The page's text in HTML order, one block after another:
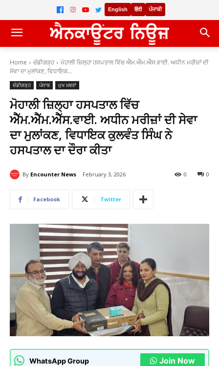
English हिंदी ਪੰਜਾਬੀ
Home ਚੰਡੀਗੜ੍ਹ
ਮੋਹਾਲੀ ਜ਼ਿਲ੍ਹਾ ਹਸਪਤਾਲ ਵਿੱਚ ਐੱਮ.ਐੱਮ.ਐੱਸ.ਵਾਈ. ਅਧੀਨ ਮਰੀਜ਼ਾਂ ਦੀ
ਸੇਵਾ ਦਾ ਮੁਲਾਂਕਣ, ਵਿਧਾਇਕ...
ਚੰਡੀਗੜ੍ਹ ਪੰਜਾਬ ਮੁਖ ਖ਼ਬਰਾਂ
ਮੋਹਾਲੀ ਜ਼ਿਲ੍ਹਾ ਹਸਪਤਾਲ ਵਿੱਚ
ਐੱਮ.ਐੱਮ.ਐੱਸ.ਵਾਈ. ਅਧੀਨ ਮਰੀਜ਼ਾਂ ਦੀ ਸੇਵਾ
ਦਾ ਮੁਲਾਂਕਣ, ਵਿਧਾਇਕ ਕੁਲਵੰਤ ਸਿੰਘ ਨੇ
ਹਸਪਤਾਲ ਦਾ ਦੌਰਾ ਕੀਤਾ
By Encounter News February 3, 2026 0
0
Facebook Twitter
WhatsApp Group Join Now